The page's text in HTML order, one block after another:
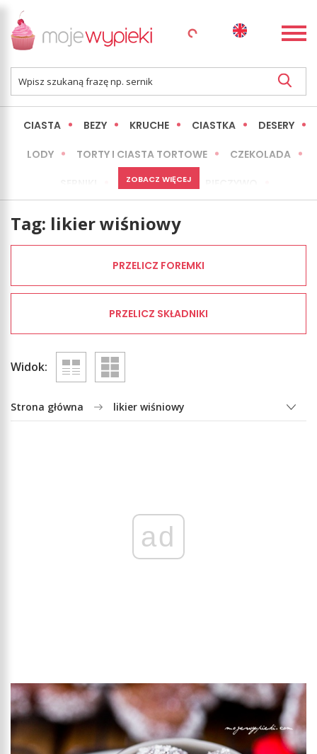
CIASTA BEZY KRUCHE CIASTKA DESERY
LODY TORTY I CIASTA TORTOWE CZEKOLADA
MINI WYPIEKI
ZOBACZ WIĘCEJ
Tag: likier wiśniowy
PRZELICZ FOREMKI
PRZELICZ SKŁADNIKI
Widok:
Strona główna likier wiśniowy
ad